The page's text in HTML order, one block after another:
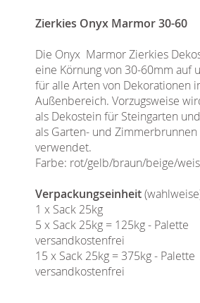
Zierkies Onyx Marmor 30-60
Die Onyx Marmor Zierkies
eine Körnung von 30-60mm auf
für alle Arten von Dekorationen
Außenbereich. Vorzugsweise
als Dekostein für Steingarten
als Garten- und
verwendet.
Farbe: rot/gelb/braun/beige/
Verpackungseinheit
1 x Sack 25kg
5 x Sack 25kg = 125kg - Palette
versandkostenfrei
15 x Sack 25kg = 375kg - Palette
versandkostenfrei